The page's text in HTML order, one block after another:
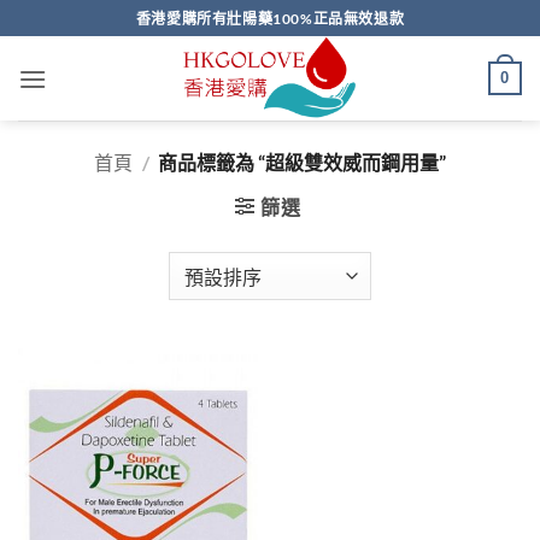
to
content
香港愛購所有壯陽藥100%正品無效退款
0
首頁 / 商品標籤為 “超級雙效威而鋼用量”
篩選